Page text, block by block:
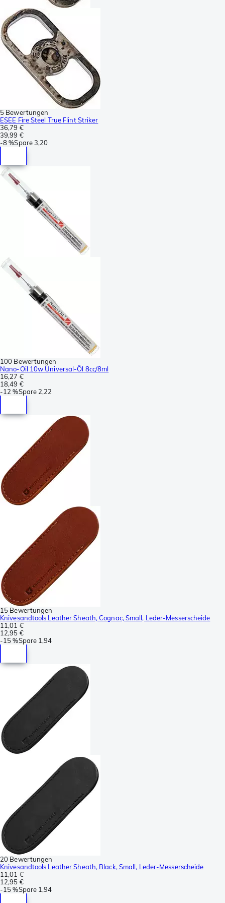
5 Bewertungen
ESEE Fire Steel True Flint Striker
36,79 €
39,99 €
-8 %Spare3,20
100 Bewertungen
Nano-Oil 10w Universal-Öl 8cc/8ml
16,27 €
18,49 €
-12 %Spare 2,22
15 Bewertungen
Knivesandtools Leather Sheath, Cognac, Small, Leder-Messerscheide
11,01 €
12,95 €
-15 %Spare 1,94
20 Bewertungen
Knivesandtools Leather Sheath, Black, Small, Leder-Messerscheide
11,01 €
12,95 €
-15 %Spare 1,94